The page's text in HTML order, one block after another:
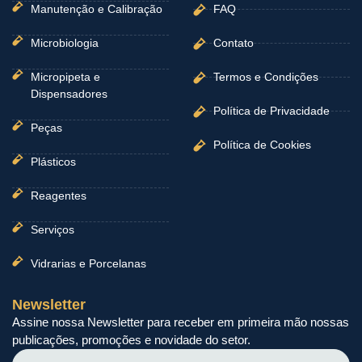
Manutenção e Calibração
Microbiologia
Micropipeta e
Dispensadores
Peças
Plásticos
Reagentes
Serviços
Vidrarias e Porcelanas
FAQ
Contato
Termos e Condições
Política de Privacidade
Política de Cookies
Newsletter
Assine nossa Newsletter para receber em primeira mão nossas
publicações, promoções e novidade do setor.
Nome